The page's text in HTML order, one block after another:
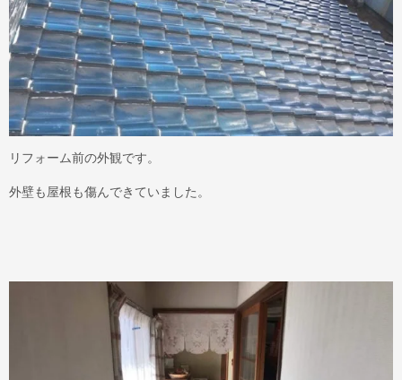
リフォーム前の外観です。
外壁も屋根も傷んできていました。